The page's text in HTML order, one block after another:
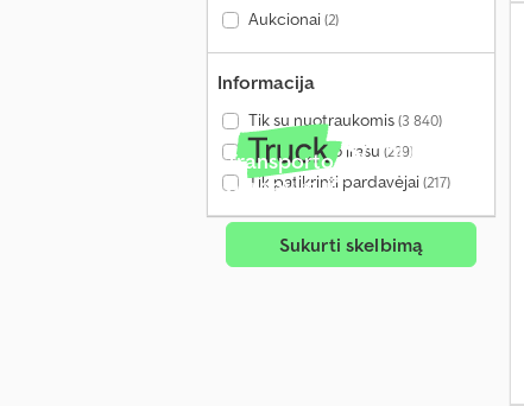
Aukcionai(2)
Informacija
Tik su nuotraukomis(3 840)
Tik su vaizdo įrašu (229)
Tik patikrinti pardavėjai(217)
Transporto priemonė
pardavimui?
Sukurti skelbimą